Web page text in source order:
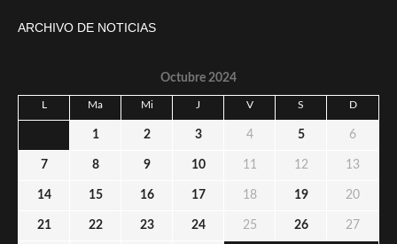
ARCHIVO DE NOTICIAS
Octubre 2024
L Ma Mi J V S D
1 2 3 4 5 6
7 8 9 10 11 12 13
14 15 16 17 18 19 20
21 22 23 24 25 26 27